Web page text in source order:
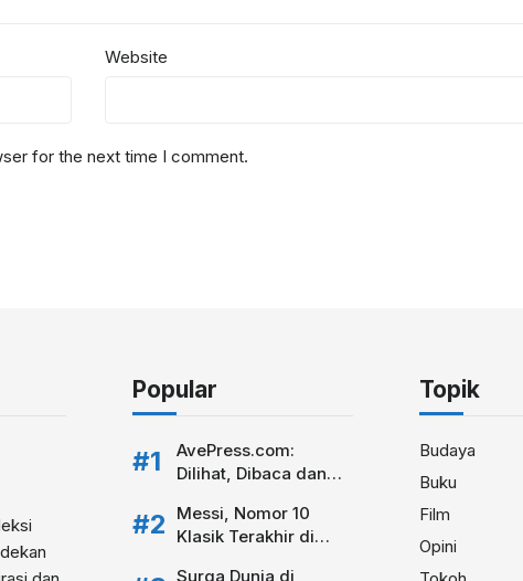
Website
for the next time I comment.
Popular
AvePress.com:
Dilihat, Dibaca dan
Messi, Nomor 10
Klasik Terakhir di
Surga Dunia di
Topik
Budaya
Buku
Film
Opini